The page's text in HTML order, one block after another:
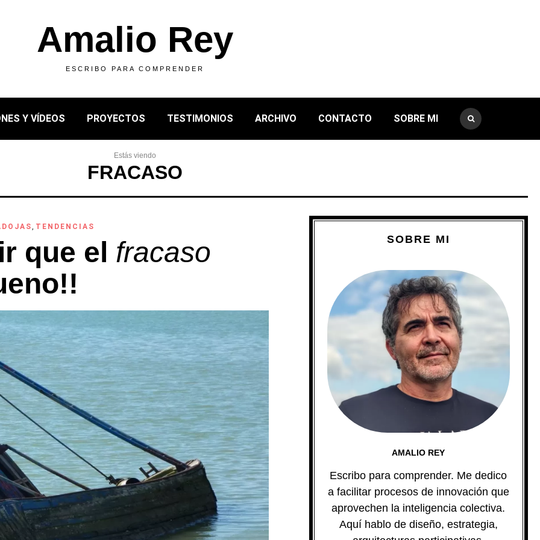
Amalio Rey
ESCRIBO PARA COMPRENDER
Y VÍDEOS PROYECTOS TESTIMONIOS ARCHIVO CONTACTO SOBRE MI
Estás viendo
FRACASO
, TENDENCIAS
que el fracaso
SOBRE MI
AMALIO REY
Escribo para comprender. Me dedico
a facilitar procesos de innovación que
aprovechen la inteligencia colectiva.
Aquí hablo de diseño, estrategia,